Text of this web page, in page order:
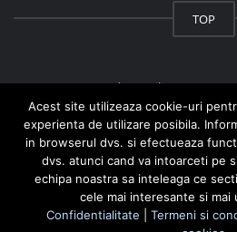
TOP
2026 © Toate drepturile rezervate -
Brâncuși" din
Dezvoltare si optimizare:
Conditii de Confidentialitate|Termeni
cookies
Acest site utilizeaza cookie-uri
experienta de utilizare posibila.
in browserul dvs. si efectueaza
dvs. atunci cand va intoarceti pe
echipa noastra sa inteleaga ce
cele mai interesante si mai
Confidentialitate
Termeni si